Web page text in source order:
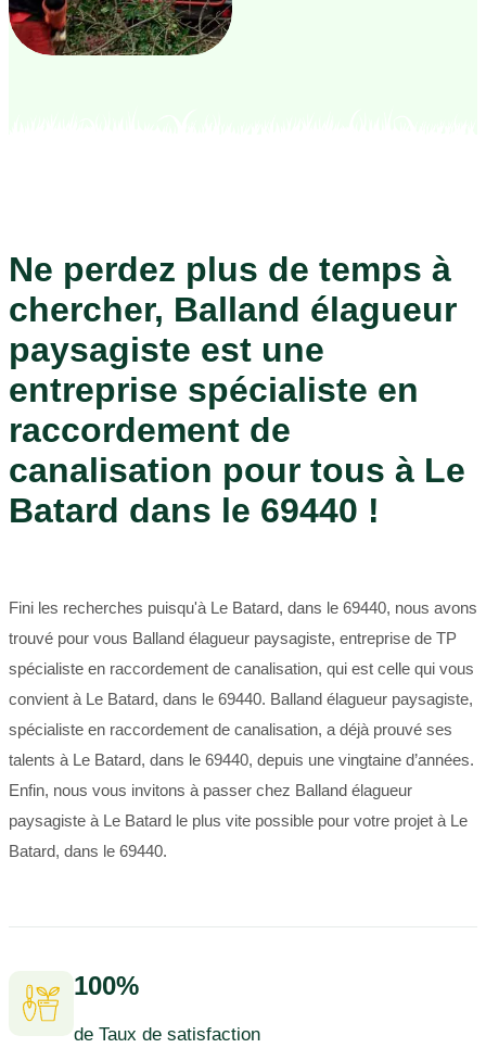
Ne perdez plus de temps à
chercher, Balland élagueur
paysagiste est une
entreprise spécialiste en
raccordement de
canalisation pour tous à Le
Batard dans le 69440 !
Fini les recherches puisqu'à Le Batard, dans le 69440, nous avons
trouvé pour vous Balland élagueur paysagiste, entreprise de TP
spécialiste en raccordement de canalisation, qui est celle qui vous
convient à Le Batard, dans le 69440. Balland élagueur paysagiste,
spécialiste en raccordement de canalisation, a déjà prouvé ses
talents à Le Batard, dans le 69440, depuis une vingtaine d’années.
Enfin, nous vous invitons à passer chez Balland élagueur
paysagiste à Le Batard le plus vite possible pour votre projet à Le
Batard, dans le 69440.
100%
de Taux de satisfaction